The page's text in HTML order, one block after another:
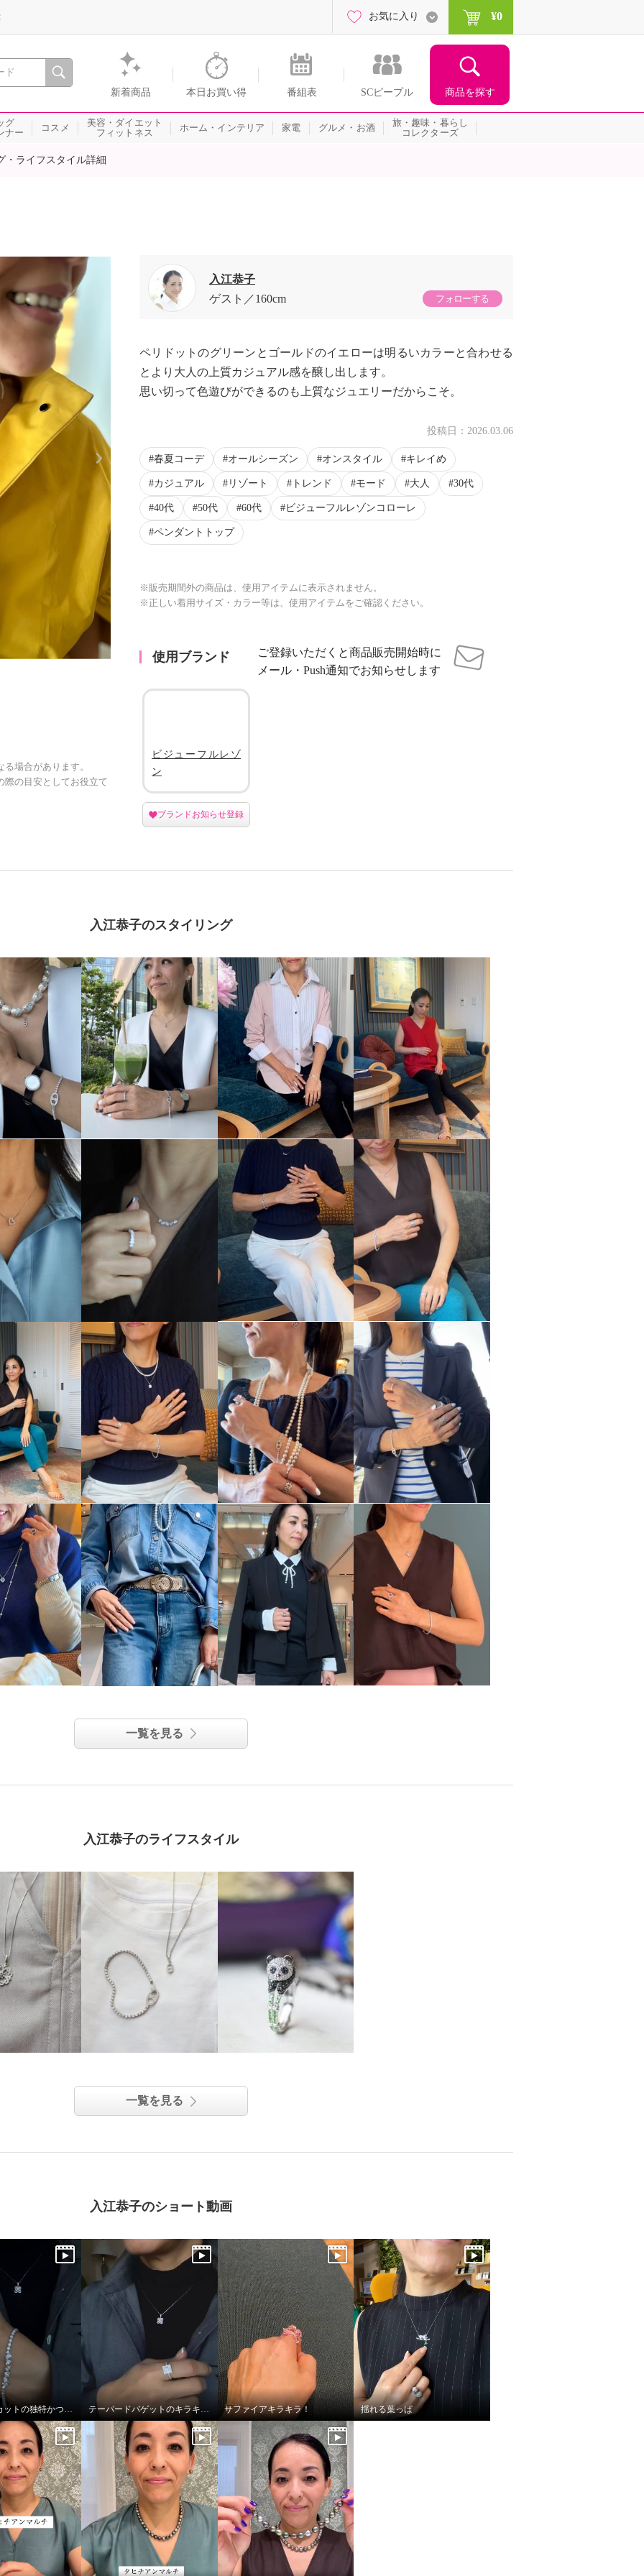
間を。通販・テレビショッピングのショップチャンネル
新着商品 本日お買い得 番組表 SCピープル 商品を探す
お気に入り ¥0
グ
ナー
コスメ
美容・ダイエット
フィットネス
ホーム・インテリア 家電 グルメ・お酒
旅・趣味・暮らし
コレクターズ
・ライフスタイル詳細
Next
場合があります。
の目安としてお役立て
入江恭子
ゲスト
160cm フォローする
ペリドットのグリーンとゴールドのイエローは明るいカラーと合わせる
とより大人の上質カジュアル感を醸し出します。
思い切って色遊びができるのも上質なジュエリーだからこそ。
投稿日： 2026.03.06
春夏コーデ オールシーズン オンスタイル キレイめ
カジュアル リゾート トレンド モード 大人 30代
40代 50代 60代 ビジューフルレゾンコローレ
ペンダントトップ
※販売期間外の商品は、使用アイテムに表示されません。
※正しい着用サイズ・カラー等は、使用アイテムをご確認ください。
使用ブランド
ご登録いただくと商品販売開始時に
メール・Push通知でお知らせします
ビジューフルレゾ
ン
ブランドお知らせ登録
入江恭子のスタイリング
一覧を見る
入江恭子のライフスタイル
一覧を見る
入江恭子のショート動画
ファンシーカットの独特かつ透明感あふれる輝き テーパードバゲットのキラキラっぷり！ サファイアキラキラ！ 揺れる葉っぱ